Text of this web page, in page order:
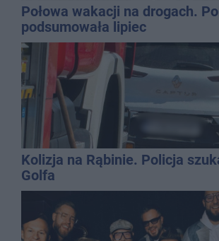
Połowa wakacji na drogach.
podsumowała lipiec
Kolizja na Rąbinie. Policja
Golfa